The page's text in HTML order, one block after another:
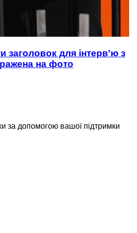
заголовок для інтерв'ю з
на фото
за допомогою вашої підтримки